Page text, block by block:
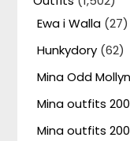
Ewa i Walla (27)
Hunkydory (62)
Mina Odd Mollyn
Mina outfits
Mina outfits